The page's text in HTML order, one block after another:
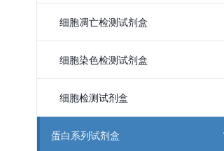
细胞凋亡检测试剂盒
细胞染色检测试剂盒
细胞检测试剂盒
蛋白系列试剂盒